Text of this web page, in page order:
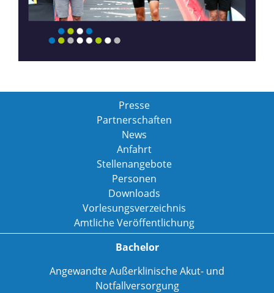
Presse
Partnerschaften
News
Anfahrt
Stellenangebote
Personen
Downloads
Vorlesungsverzeichnis
Amtliche Veröffentlichung
Bachelor
Angewandte Außerklinische Akut- und
Notfallversorgung